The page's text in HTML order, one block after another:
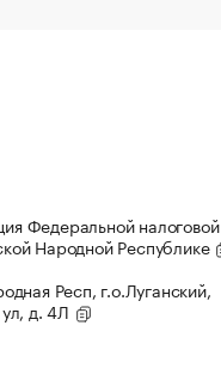
Федеральной налоговой
Народной Республике
Респ, г.о.Луганский,
д. 4Л